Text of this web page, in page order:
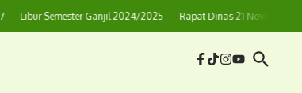
Libur Semester Ganjil 2024/2025 Rapat Dinas 21 November